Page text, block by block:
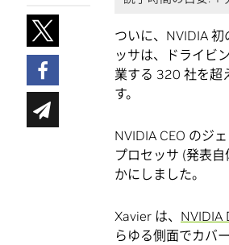
ついに、NVIDIA 初
ッサは、ドライビ
業する 320 社を超
す。
NVIDIA CEO のジ
プロセッサ (発表
かにしました。
Xavier は、 NVIDIA
らゆる側面でカバ